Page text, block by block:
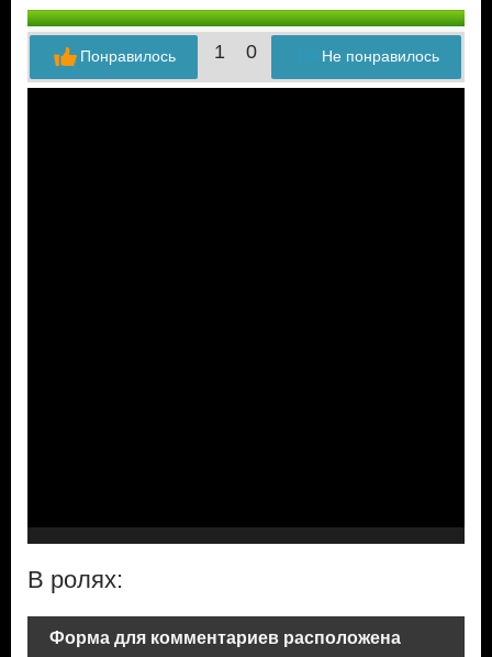
1 0 Не понравилось
Понравилось
В ролях:
Форма для комментариев расположена